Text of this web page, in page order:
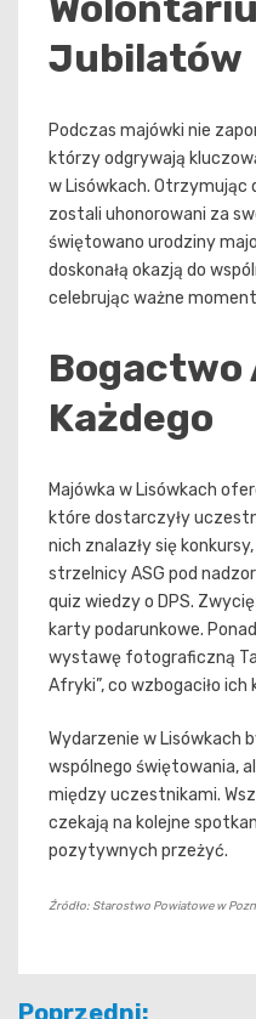
Jubilatów
Podczas majówki nie
którzy odgrywają
w Lisówkach. Otrzymując
zostali uhonorowani za
świętowano urodziny
doskonałą okazją do
celebrując ważne
Bogactwo
Każdego
Majówka w Lisówkach
które dostarczyły
nich znalazły się
strzelnicy ASG pod
quiz wiedzy o DPS.
karty podarunkowe.
wystawę fotograficzną
Afryki”, co wzbogaciło
Wydarzenie w Lisówkach
wspólnego świętowania,
między uczestnikami.
czekają na kolejne
pozytywnych przeżyć.
Źródło: Starostwo Powiatowe w
Nawigacja
Poprzedni: